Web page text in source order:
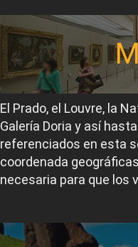
El Prado, el Louvre, la
Galería Doria y así
referenciados en esta
coordenada
necesaria para que los